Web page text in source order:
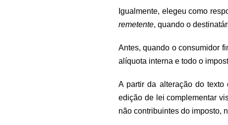
Igualmente, elegeu como
remetente, quando o
Antes, quando o consumidor
alíquota interna e todo o
A partir da alteração do
edição de lei complementar
não contribuintes do imposto,